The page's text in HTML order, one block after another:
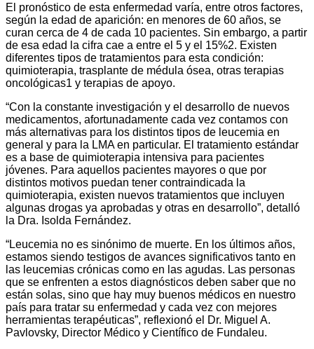
El pronóstico de esta enfermedad varía, entre otros factores,
según la edad de aparición: en menores de 60 años, se
curan cerca de 4 de cada 10 pacientes. Sin embargo, a partir
de esa edad la cifra cae a entre el 5 y el 15%2. Existen
diferentes tipos de tratamientos para esta condición:
quimioterapia, trasplante de médula ósea, otras terapias
oncológicas1 y terapias de apoyo.
“Con la constante investigación y el desarrollo de nuevos
medicamentos, afortunadamente cada vez contamos con
más alternativas para los distintos tipos de leucemia en
general y para la LMA en particular. El tratamiento estándar
es a base de quimioterapia intensiva para pacientes
jóvenes. Para aquellos pacientes mayores o que por
distintos motivos puedan tener contraindicada la
quimioterapia, existen nuevos tratamientos que incluyen
algunas drogas ya aprobadas y otras en desarrollo”, detalló
la Dra. Isolda Fernández.
“Leucemia no es sinónimo de muerte. En los últimos años,
estamos siendo testigos de avances significativos tanto en
las leucemias crónicas como en las agudas. Las personas
que se enfrenten a estos diagnósticos deben saber que no
están solas, sino que hay muy buenos médicos en nuestro
país para tratar su enfermedad y cada vez con mejores
herramientas terapéuticas”, reflexionó el Dr. Miguel A.
Pavlovsky, Director Médico y Científico de Fundaleu.